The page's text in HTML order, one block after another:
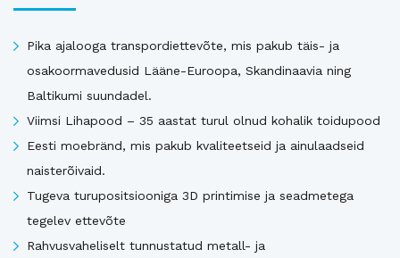
Pika ajalooga transpordiettevõte, mis pakub täis- ja
osakoormavedusid Lääne-Euroopa, Skandinaavia ning
Baltikumi suundadel.
Viimsi Lihapood – 35 aastat turul olnud kohalik toidupood
Eesti moebränd, mis pakub kvaliteetseid ja ainulaadseid
naisterõivaid.
Tugeva turupositsiooniga 3D printimise ja seadmetega
tegelev ettevõte
Rahvusvaheliselt tunnustatud metall- ja